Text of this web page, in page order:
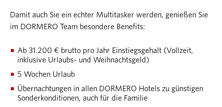
Damit auch Sie ein echter Multitasker werden, genießen Sie
im DORMERO Team besondere Benefits:
Ab 31.200 € brutto pro Jahr Einstiegsgehalt (Vollzeit,
inklusive Urlaubs- und Weihnachtsgeld)
5 Wochen Urlaub
Übernachtungen in allen DORMERO Hotels zu günstigen
Sonderkonditionen, auch für die Familie